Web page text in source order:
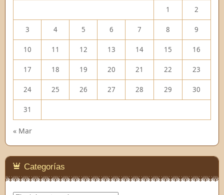
1 2
3 4 5 6 7 8 9
10 11 12 13 14 15 16
17 18 19 20 21 22 23
24 25 26 27 28 29 30
31
« Mar
Categorías